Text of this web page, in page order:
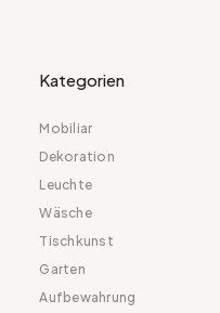
Kategorien
Mobiliar
Dekoration
Leuchte
Wäsche
Tischkunst
Garten
Aufbewahrung